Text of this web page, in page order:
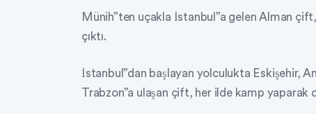
Münih”ten uçakla İstanbul”a gelen Alman
çıktı.
İstanbul”dan başlayan yolculukta Eskişehir,
Trabzon”a ulaşan çift, her ilde kamp yaparak